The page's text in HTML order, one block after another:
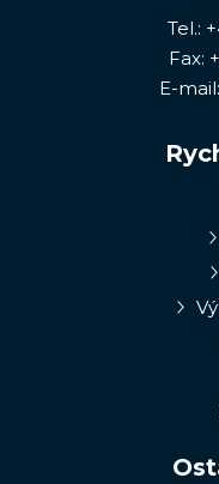
Tel.:
Fax:
E-mail: